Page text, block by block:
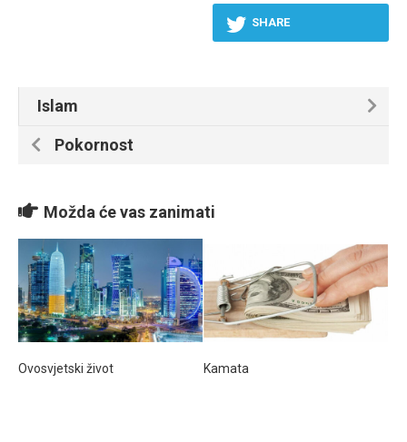
SHARE
Islam
Pokornost
Možda će vas zanimati
Ovosvjetski život Kamata